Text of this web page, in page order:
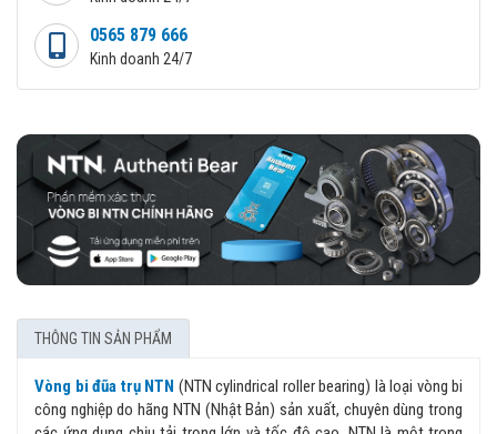
0565 879 666
Kinh doanh 24/7
THÔNG TIN SẢN PHẨM
Vòng bi đũa trụ NTN (NTN cylindrical roller bearing) là loại vòng bi
công nghiệp do hãng NTN (Nhật Bản) sản xuất, chuyên dùng trong